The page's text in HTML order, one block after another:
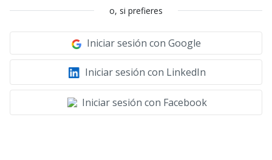
o, si prefieres
Iniciar sesión con Google
Iniciar sesión con LinkedIn
Iniciar sesión con Facebook